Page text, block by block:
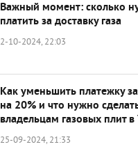
Важный момент: сколько
платить за доставку газа
2-10-2024, 22:03
Как уменьшить платежку
на 20% и что нужно
владельцам газовых плит
25-09-2024, 21:33